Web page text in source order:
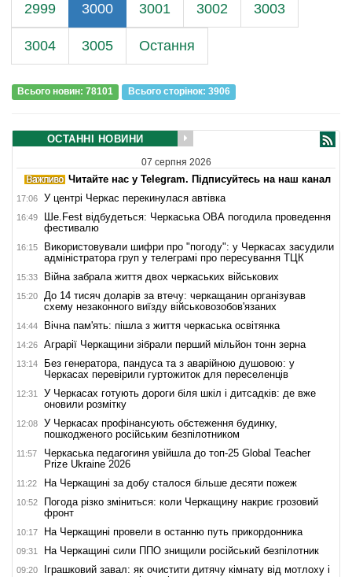
2999 3000 3001 3002 3003
3004 3005 Остання
Всього новин: 78101 Всього сторiнок: 3906
ОСТАННІ НОВИНИ
07 серпня 2026
Читайте нас у Telegram. Підписуйтесь на наш канал
17:06 У центрі Черкас перекинулася автівка
16:49
Ше.Fest відбудеться: Черкаська ОВА погодила проведення
фестивалю
16:15
Використовували шифри про "погоду": у Черкасах засудили
адміністратора груп у телеграмі про пересування ТЦК
15:33 Війна забрала життя двох черкаських військових
15:20
До 14 тисяч доларів за втечу: черкащанин організував
схему незаконного виїзду військовозобов'язаних
14:44 Вічна пам'ять: пішла з життя черкаська освітянка
14:26 Аграрії Черкащини зібрали перший мільйон тонн зерна
13:14
Без генератора, пандуса та з аварійною душовою: у
Черкасах перевірили гуртожиток для переселенців
12:31
У Черкасах готують дороги біля шкіл і дитсадків: де вже
оновили розмітку
12:08
У Черкасах профінансують обстеження будинку,
пошкодженого російським безпілотником
11:57
Черкаська педагогиня увійшла до топ-25 Global Teacher
Prize Ukraine 2026
11:22 На Черкащині за добу сталося більше десяти пожеж
10:52
Погода різко зміниться: коли Черкащину накриє грозовий
фронт
10:17 На Черкащині провели в останню путь прикордонника
09:31 На Черкащині сили ППО знищили російський безпілотник
09:20
Іграшковий завал: як очистити дитячу кімнату від мотлоху і